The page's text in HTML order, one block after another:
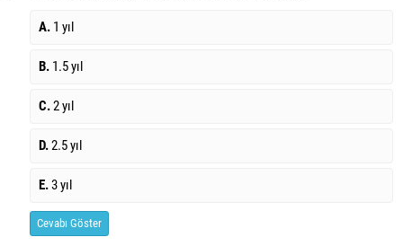
A. 1 yıl
B. 1.5 yıl
C.2 yıl
D.2.5 yıl
E.3 yıl
Cevabı Göster